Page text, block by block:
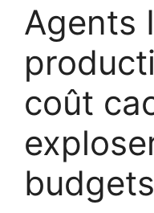
Agents
coût
budgets